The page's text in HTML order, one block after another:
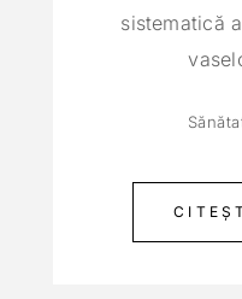
sistematică